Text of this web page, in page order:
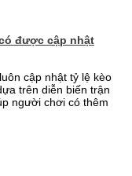
được cập nhật
cập nhật tỷ lệ kèo
trên diễn biến trận
người chơi có thêm